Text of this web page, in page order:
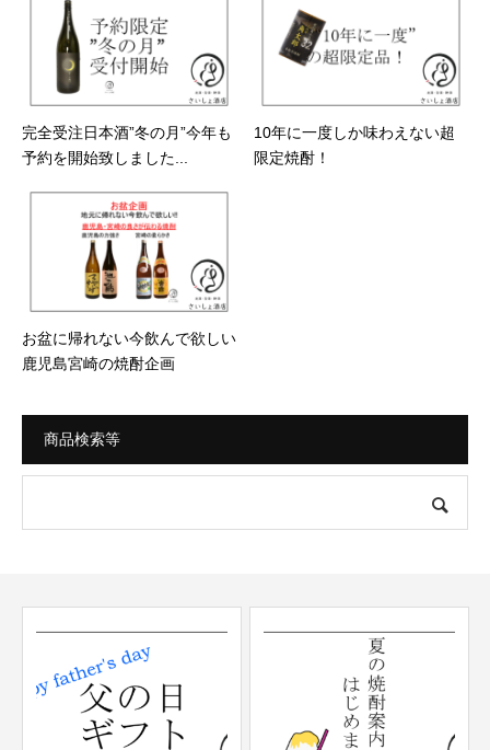
完全受注日本酒”冬の月”今年も
予約を開始致しました...
10年に一度しか味わえない超
限定焼酎！
お盆に帰れない今飲んで欲しい
鹿児島宮崎の焼酎企画
商品検索等